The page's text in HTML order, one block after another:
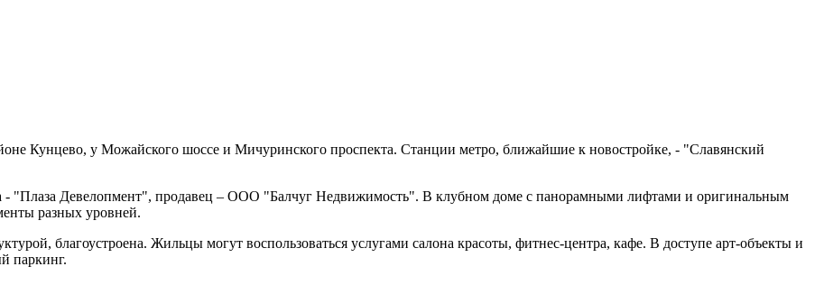
Кунцево, у Можайского шоссе и Мичуринского проспекта. Станции метро, ближайшие к новостройке, - "Славянский
- "Плаза Девелопмент", продавец – ООО "Балчуг Недвижимость". В клубном доме с панорамными лифтами и оригинальным
разных уровней.
благоустроена. Жильцы могут воспользоваться услугами салона красоты, фитнес-центра, кафе. В доступе арт-объекты и
паркинг.